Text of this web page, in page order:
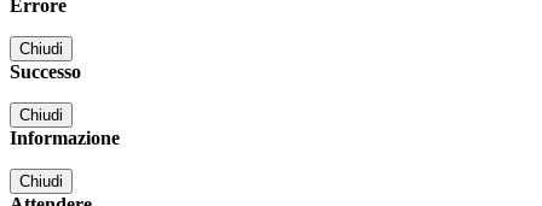
Errore
Chiudi
Successo
Chiudi
Informazione
Chiudi